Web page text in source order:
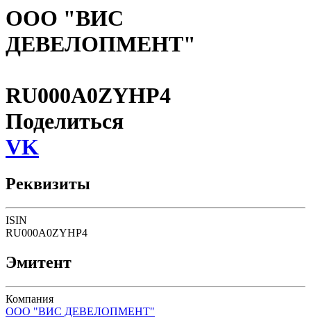
ООО "ВИС
ДЕВЕЛОПМЕНТ"
RU000A0ZYHP4
Поделиться
VK
Реквизиты
ISIN
RU000A0ZYHP4
Эмитент
Компания
ООО "ВИС ДЕВЕЛОПМЕНТ"